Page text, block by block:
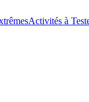
Activités à